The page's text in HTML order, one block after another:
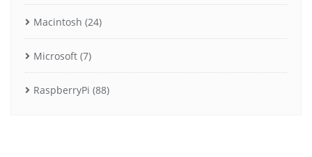
Macintosh (24)
Microsoft (7)
RaspberryPi (88)